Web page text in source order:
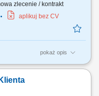
zlecenie / kontrakt
aplikuj bez CV
pokaż opis
oraz sprzedaż
finansowe. Rozwój w
oferty produktowej dla